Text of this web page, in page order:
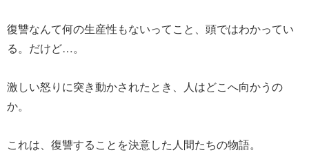
復讐なんて何の生産性もないってこと、頭ではわかってい
る。だけど…。
激しい怒りに突き動かされたとき、人はどこへ向かうの
か。
これは、復讐することを決意した人間たちの物語。